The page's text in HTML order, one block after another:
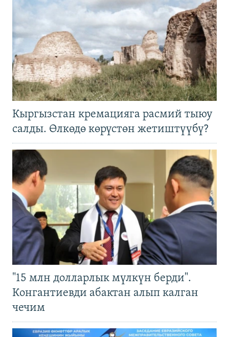
Кыргызстан кремацияга расмий тыюу
салды. Өлкөдө көрүстөн жетиштүүбү?
"15 млн долларлык мүлкүн берди".
Конгантиевди абактан алып калган
чечим